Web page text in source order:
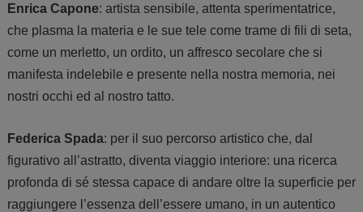
Enrica Capone: artista sensibile, attenta sperimentatrice,
che plasma la materia e le sue tele come trame di fili di seta,
come un merletto, un ordito, un affresco secolare che si
manifesta indelebile e presente nella nostra memoria, nei
nostri occhi ed al nostro tatto.
Federica Spada: per il suo percorso artistico che, dal
figurativo all’astratto, diventa viaggio interiore: una ricerca
profonda di sé stessa capace di andare oltre la superficie per
raggiungere l’essenza dell’essere umano, in un autentico